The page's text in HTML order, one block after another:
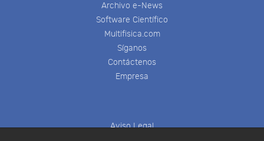
Archivo e-News
Software Científico
Multifisica.com
Síganos
Contáctenos
Empresa
Aviso Legal